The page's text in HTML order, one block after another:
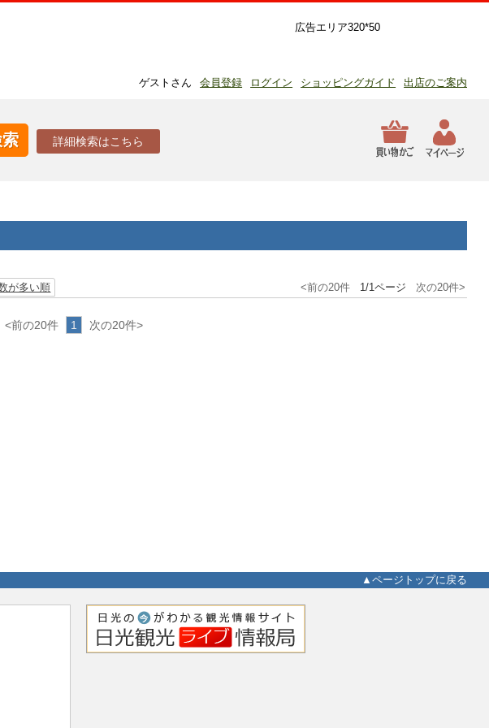
広告エリア320*50
ゲストさん 会員登録 ログイン ショッピングガイド 出店のご案内
詳細検索はこちら
が多い順 <前の20件 1/1ページ 次の20件>
<前の20件 1 次の20件>
▲ページトップに戻る